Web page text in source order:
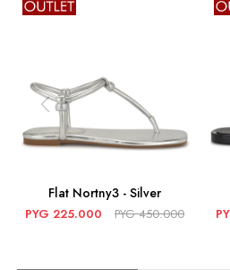
Flat Nortny3 - Silver
PYG 225.000 PYG 450.000